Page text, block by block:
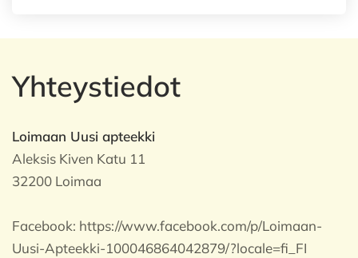
Yhteystiedot
Loimaan Uusi apteekki
Aleksis Kiven Katu 11
32200 Loimaa
Facebook: https://www.facebook.com/p/Loimaan-
Uusi-Apteekki-100046864042879/?locale=fi_FI